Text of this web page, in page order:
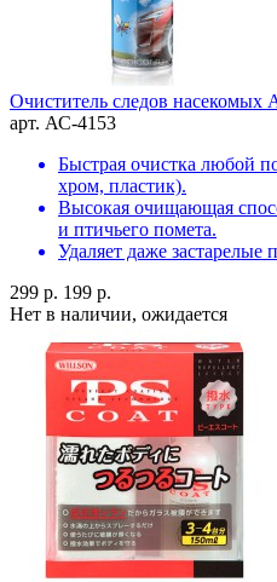
Очиститель следов насекомых
арт. АС-4153
Быстрая очистка любой
хром, пластик).
Высокая очищающая
и птичьего помета.
Удаляет даже застарелые
299 р. 199 р.
Нет в наличии, ожидается